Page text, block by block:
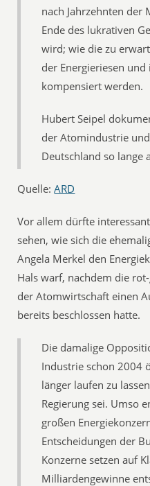
nach Jahrzehnten der
Ende des lukrativen
wird; wie die zu
der Energieriesen
kompensiert werden.
Hubert Seipel
der Atomindustrie
Deutschland so lange
Quelle:ARD
Vor allem dürfte
sehen, wie sich die
Angela Merkel den
Hals warf, nachdem die
der Atomwirtschaft einen
bereits beschlossen hatte.
Die damalige
Industrie schon 2004
länger laufen zu
Regierung sei. Umso
großen
Entscheidungen der
Konzerne setzen auf
Milliardengewinne